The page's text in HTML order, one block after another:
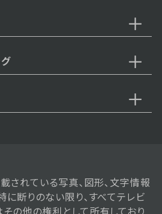
されている写真、図形、文字情報
に断りのない限り、すべてテレビ
の他の権利として所有しており